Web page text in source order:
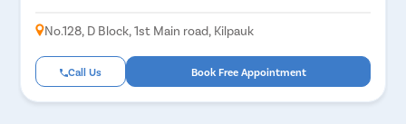
No.128, D Block, 1st Main road, Kilpauk
Call Us Book Free Appointment